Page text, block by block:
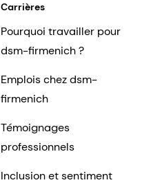
Carrières
Pourquoi travailler pour
dsm-firmenich ?
Emplois chez dsm-
firmenich
Témoignages
professionnels
Inclusion et sentiment